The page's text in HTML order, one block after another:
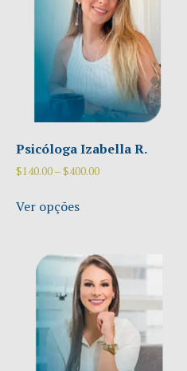
Psicóloga Izabella R.
$140.00–$400.00
Ver opções